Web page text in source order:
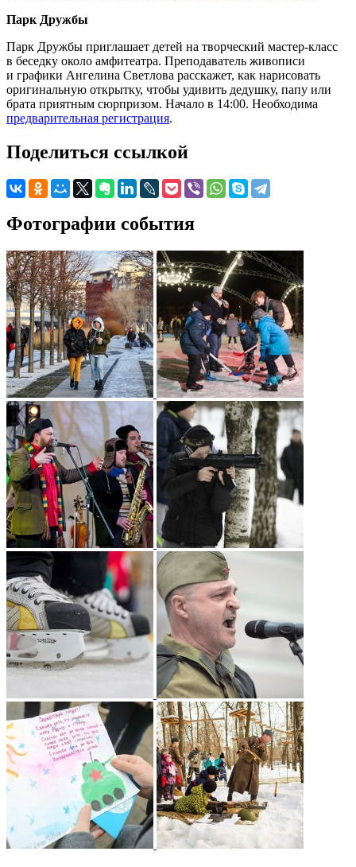
Парк Дружбы
Парк Дружбы приглашает детей на творческий мастер-класс
в беседку около амфитеатра. Преподаватель живописи
и графики Ангелина Светлова расскажет, как нарисовать
оригинальную открытку, чтобы удивить дедушку, папу или
брата приятным сюрпризом. Начало в 14:00. Необходима
предварительная регистрация.
Поделиться ссылкой
Фотографии события